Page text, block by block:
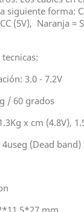
siguiente forma:
(5V), Naranja =
3.0 - 7.2V
/ 60 grados
x cm (4.8V),
(Dead band)
mm